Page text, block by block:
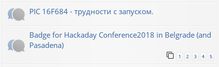
PIC 16F684 - трудности с запуском.
Badge for Hackaday Conference2018 in Belgrade (and
Pasadena)
1 2 3 4 5